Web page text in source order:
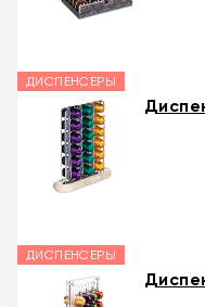
ДИСПЕНСЕРЫ
ДИСПЕНСЕРЫ